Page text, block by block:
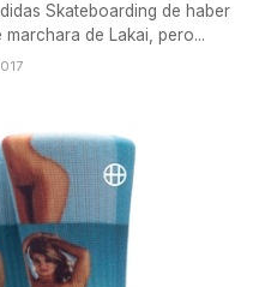
Skateboarding de haber
de Lakai, pero...